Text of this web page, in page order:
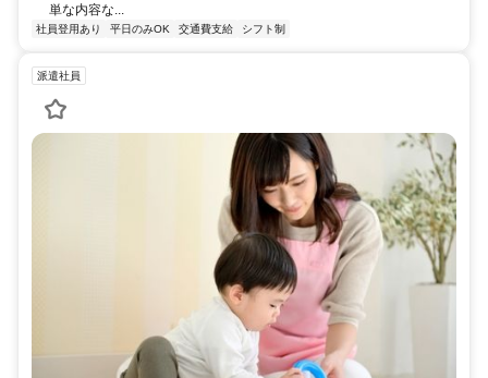
単な内容な...
社員登用あり 平日のみOK 交通費支給 シフト制
派遣社員